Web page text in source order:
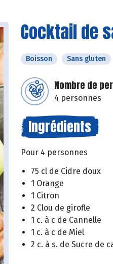
Cocktail de
Boisson Sans gluten
Nombre de
4 personnes
Ingrédients
Pour 4 personnes
75 cl de Cidre doux
1 Orange
1 Citron
2 Clou de girofle
1 c. à c de Cannelle
1 c. à c de Miel
2 c. à s. de Sucre de